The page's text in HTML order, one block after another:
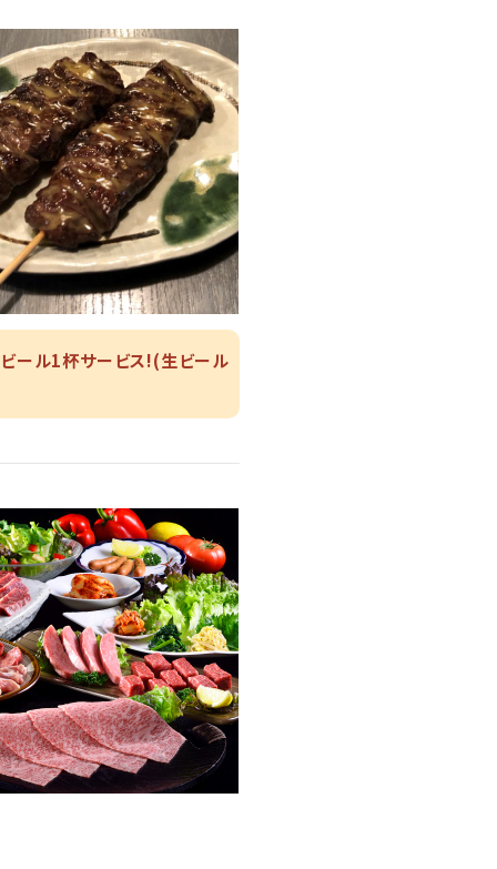
ビール1杯サービス!(生ビール